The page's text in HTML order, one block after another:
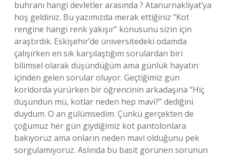
buhranı hangi devletler arasında ? Atanurnakliyat’ya
hoş geldiniz. Bu yazımızda merak ettiğiniz “Kot
rengine hangi renk yakışır” konusunu sizin için
araştırdık. Eskişehir’de üniversitedeki odamda
çalışırken en sık karşılaştığım sorulardan biri
bilimsel olarak düşündüğüm ama günlük hayatın
içinden gelen sorular oluyor. Geçtiğimiz gün
koridorda yürürken bir öğrencinin arkadaşına “Hiç
düşündün mü, kotlar neden hep mavi?” dediğini
duydum. O an gülümsedim. Çünkü gerçekten de
çoğumuz her gün giydiğimiz kot pantolonlara
bakıyoruz ama onların neden mavi olduğunu pek
sorgulamıyoruz. Aslında bu basit görünen sorunun